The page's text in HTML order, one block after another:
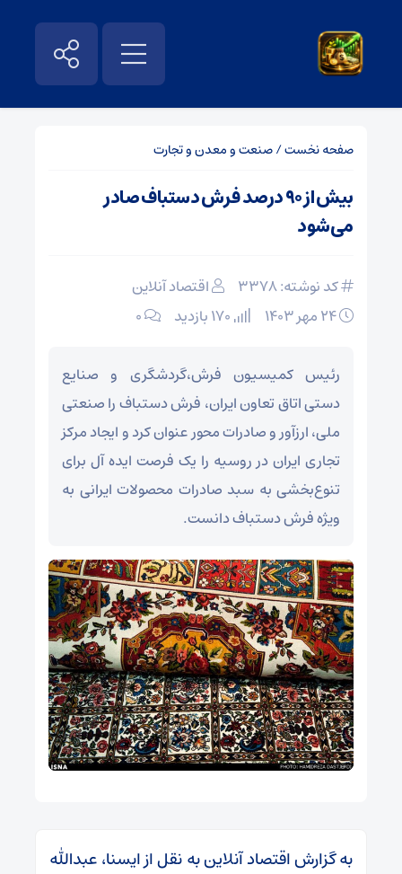
صفحه نخست/صنعت و معدن و تجارت
بیش از ۹۰ درصد فرش دستباف صادر
می‌شود
کد نوشته: 3378
اقتصاد آنلاین
۰
رئیس کمیسیون فرش،گردشگری و صنایع
دستی اتاق تعاون ایران،‌ فرش دستباف را صنعتی
ملی، ارزآور و صادرات محور عنوان کرد و ایجاد مرکز
تجاری ایران در روسیه را یک فرصت ایده آل برای
تنوع‌بخشی به سبد صادرات محصولات ایرانی به
ویژه فرش دستباف دانست.
به گزارش اقتصاد آنلاین به نقل از ایسنا، عبدالله